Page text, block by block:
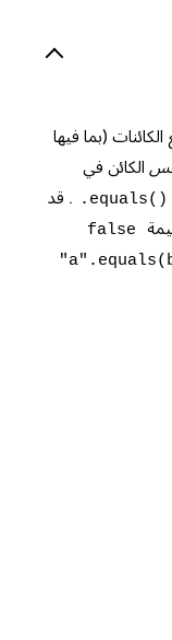
الكائنات (بما فيها
الكائن في
.equals() . قد
false